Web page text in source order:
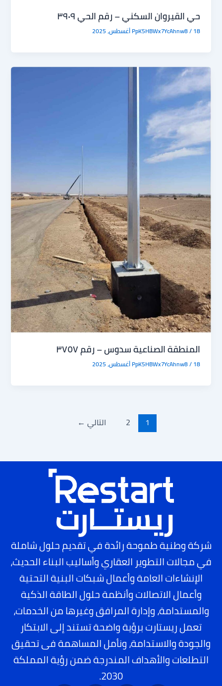
حي القيروان السكني – رقم الحي ٣٩٠٩
PpK5HBWx7YcAhnw8/18 أغسطس، 2025
المنطقة الصناعية سدوس – رقم ٣٧٥٧
PpK5HBWx7YcAhnw8/18 أغسطس، 2025
1
2 التالي ←
شركة وطنية طموحة رائدة في تقديم حلول شاملة
في مجالات التطوير العقاري وأساليب البناء الحديث،
الإنشاءات العامة وأعمال شبكات البنية التحتية
وأعمال الاتصالات وأنظمة حلول الطاقة الذكية
والمستدامة، وإدارة المرافق وغيرها من الخدمات،
تعمل ريستارت برؤية واضحة تستند إلى الابتكار
والجودة والاستدامة، ونأمل المساهمة فى تحقيق
التطلعات والأهداف المندرجة ضمن رؤية المملكة
2030.